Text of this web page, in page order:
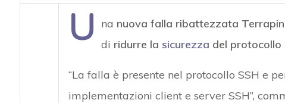
U na nuova falla ribattezzata Terrapin
di ridurre la sicurezza del protocollo
“La falla è presente nel protocollo SSH e
implementazioni client e server SSH”,